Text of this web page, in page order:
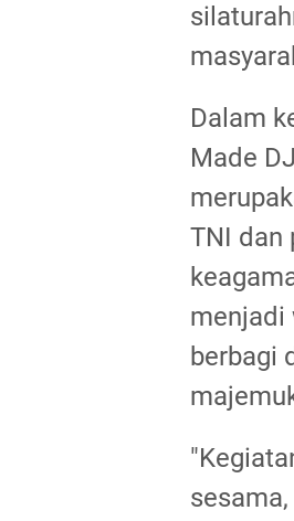
Dalam
Made
TNI dan
menjadi
berbagi